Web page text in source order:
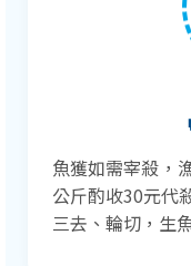
魚獲如需宰殺，
公斤酌收30元代
三去、輪切，生